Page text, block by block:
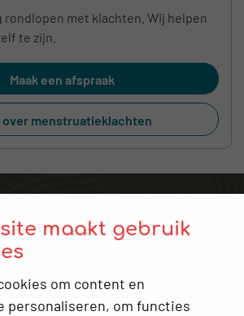
maakt gebruik
om content en
personaliseren, om functies
met klachten. Wij helpen
te zijn.
Maak een afspraak
over menstruatieklachten
ik naar de gynaecoloog?